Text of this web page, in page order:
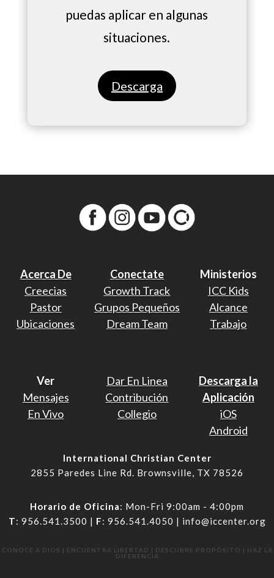
puedas aplicar en algunas
situaciones.
Descarga
Acerca De
Creecias
Pastor
Ubicaciones
Conectate
Growth Track
Grupos Pequeños
Dream Team
Ministerios
ICC Kids
Alcance
Trabajo
Ver
Mensajes
En Vivo
Dar En Linea
Contribución
Collegio
Descarga la
Aplicación
iOS
Android
International Christian Center
2855 Paredes Line Rd. Brownsville, TX 78526
Horario de Oficina: Mon-Fri 9:00am - 4:00pm
T: 956.541.3500 | F: 956.541.4050 | info@iccenter.org
CONOCE A DIOS | ENCUENTRA LIBERTAD | DESCUBRE PROPÓSITO | HAZ LA
DIFERENCIA